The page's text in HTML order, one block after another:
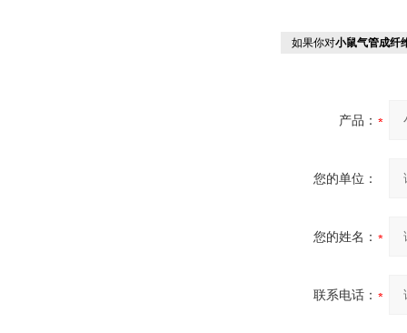
如果你对小鼠气管成纤
产品：
您的单位：
您的姓名：
联系电话：